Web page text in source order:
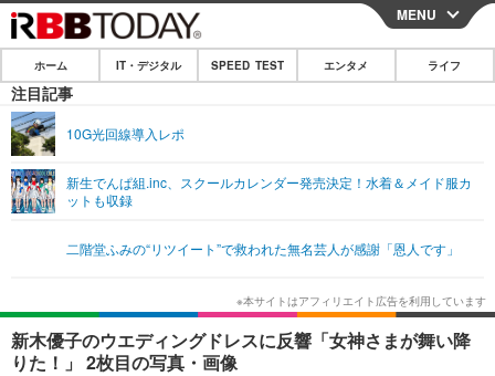
CLOSE
ホーム
IT・デジタル
ネタ
ショッピング その他
SPEED TEST
エンタメ
エンタメTOP 映画・ドラマ
韓国・芸能
音楽 スポーツ
ライフTOP グルメ
ペット ショッピング
リリース一覧
プッシュ通知の停止方法
MENU
ホーム IT・デジタル SPEED TEST エンタメ ライフ
注目記事
10G光回線導入レポ
新生でんぱ組.inc、スクールカレンダー発売決定！水着＆メイド服カ
ットも収録
二階堂ふみの“リツイート”で救われた無名芸人が感謝「恩人です」
新木優子のウエディングドレスに反響「女神さまが舞い降
りた！」 2枚目の写真・画像